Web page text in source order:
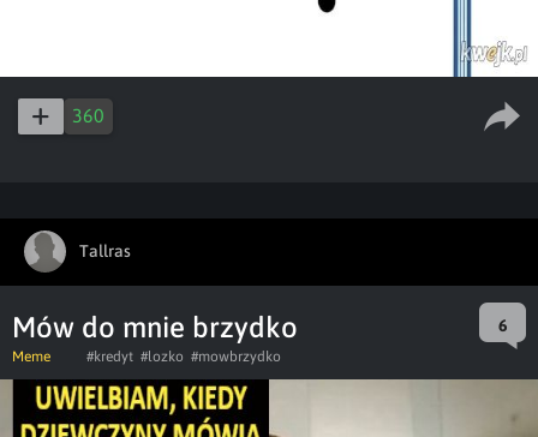
360
Tallras
Mów do mnie brzydko 6
Meme #kredyt #lozko #mowbrzydko